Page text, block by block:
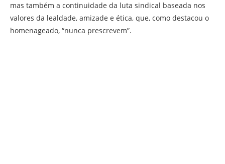
mas também a continuidade da luta sindical baseada nos
valores da lealdade, amizade e ética, que, como destacou o
homenageado, “nunca prescrevem”.